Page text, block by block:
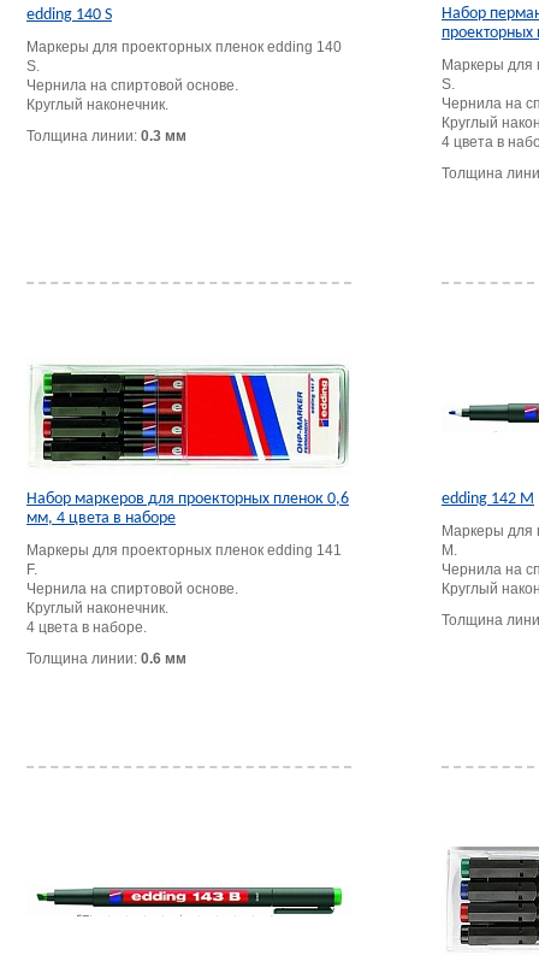
edding 140 S
Маркеры для проекторных пленок edding 140
S.
Чернила на спиртовой основе.
Круглый наконечник.
Толщина линии: 0.3 мм
Набор
Маркеры для
S.
Чернила на
Круглый
4 цвета в
Толщина
Набор маркеров для проекторных пленок 0,6
мм, 4 цвета в наборе
Маркеры для проекторных пленок edding 141
F.
Чернила на спиртовой основе.
Круглый наконечник.
4 цвета в наборе.
Толщина линии: 0.6 мм
edding 142 M
Маркеры для
M.
Чернила на
Круглый
Толщина